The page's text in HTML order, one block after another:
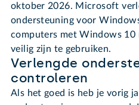
oktober 2026. Microsoft
ondersteuning voor
computers met Windows
veilig zijn te gebruiken.
Verlengde
controleren
Als het goed is heb je vorig